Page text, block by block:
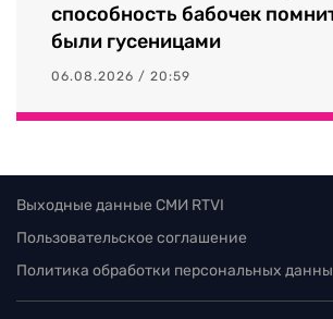
способность бабочек
были гусеницами
06.08.2026 / 20:59
Выходные данные СМИ RTVI
Пользовательское соглашение
Политика обработки персональных